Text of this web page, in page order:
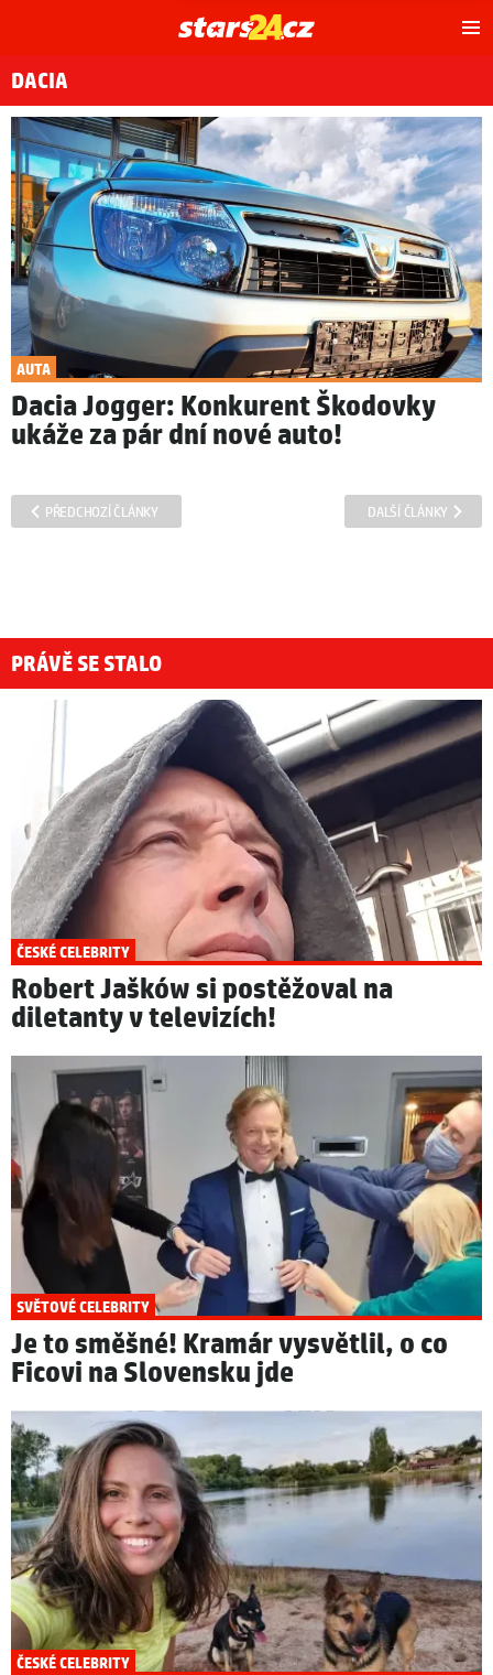
DACIA
AUTA
Dacia Jogger: Konkurent Škodovky
ukáže za pár dní nové auto!
PŘEDCHOZÍ ČLÁNKY DALŠÍ ČLÁNKY
PRÁVĚ SE STALO
ČESKÉ CELEBRITY
Robert Jašków si postěžoval na
diletanty v televizích!
SVĚTOVÉ CELEBRITY
Je to směšné! Kramár vysvětlil, o co
Ficovi na Slovensku jde
ČESKÉ CELEBRITY